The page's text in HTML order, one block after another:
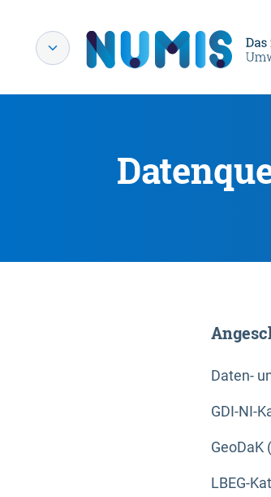
Daten-
GDI-NI-
LBEG-